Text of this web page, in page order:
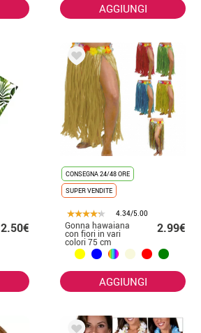
AGGIUNGI
2.50€
CONSEGNA 24/48 ORE
SUPER VENDITE
4.34/5.00
Gonna hawaiana
con fiori in vari
colori 75 cm
2.99€
AGGIUNGI